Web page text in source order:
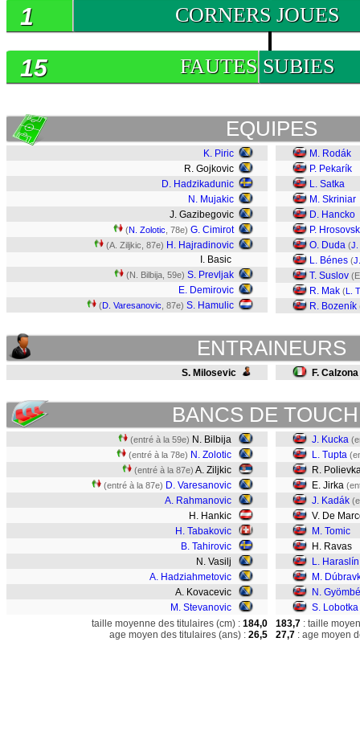
CORNERS JOUES
1
FAUTES SUBIES
15
EQUIPES
K. Piric
R. Gojkovic
D. Hadzikadunic
N. Mujakic
J. Gazibegovic
(N. Zolotic , 78e) G. Cimirot
(A. Ziljkic, 87e) H. Hajradinovic
I. Basic
(N. Bilbija, 59e) S. Prevljak
E. Demirovic
(D. Varesanovic , 87e) S. Hamulic
M. Rodák
P. Pekarík
L. Satka
M. Skriniar
D. Hancko
P.
O. Duda (J.
L. Bénes (
T. Suslov
R. Mak (L.
R. Bozeník
ENTRAINEURS
S. Milosevic F. Calzona
BANCS DE
(entré à la 59e) N. Bilbija
(entré à la 78e) N. Zolotic
(entré à la 87e) A. Ziljkic
(entré à la 87e) D. Varesanovic
A. Rahmanovic
H. Hankic
H. Tabakovic
B. Tahirovic
N. Vasilj
A. Hadziahmetovic
A. Kovacevic
M. Stevanovic
J. Kucka
L. Tupta
R.
E. Jirka
J. Kadák
V. De
M. Tomic
H. Ravas
L. Haraslín
M.
N.
S. Lobotka
taille moyenne des titulaires (cm) : 184,0
age moyen des titulaires (ans) : 26,5
183,7 : taille
27,7 : age moyen